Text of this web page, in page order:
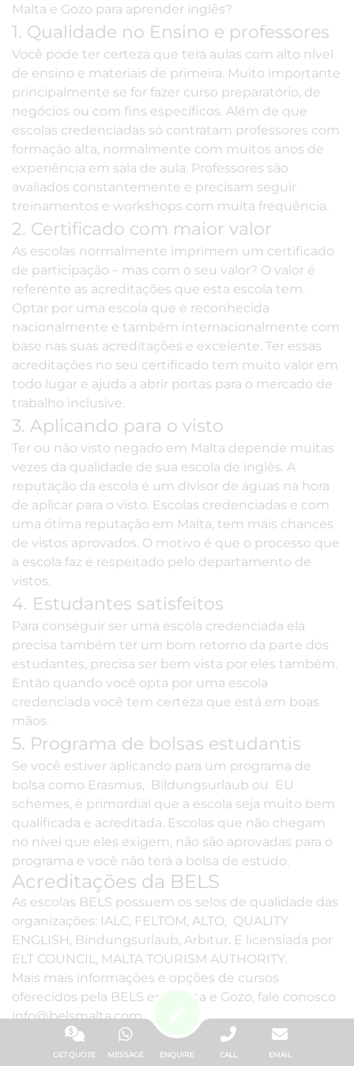
GET QUOTE MESSAGE ENQUIRE CALL EMAIL
Malta e Gozo para aprender inglês?
1. Qualidade no Ensino e professores
Você pode ter certeza que terá aulas com alto nível
de ensino e materiais de primeira. Muito importante
principalmente se for fazer curso preparatório, de
negócios ou com fins específicos. Além de que
escolas credenciadas só contratam professores com
formação alta, normalmente com muitos anos de
experiência em sala de aula. Professores são
avaliados constantemente e precisam seguir
treinamentos e workshops com muita frequência.
2. Certificado com maior valor
As escolas normalmente imprimem um certificado
de participação – mas com o seu valor? O valor é
referente as acreditações que esta escola tem.
Optar por uma escola que é reconhecida
nacionalmente e também internacionalmente com
base nas suas acreditações e excelente. Ter essas
acreditações no seu certificado tem muito valor em
todo lugar e ajuda a abrir portas para o mercado de
trabalho inclusive.
3. Aplicando para o visto
Ter ou não visto negado em Malta depende muitas
vezes da qualidade de sua escola de inglês. A
reputação da escola é um divisor de águas na hora
de aplicar para o visto. Escolas credenciadas e com
uma ótima reputação em Malta, tem mais chances
de vistos aprovados. O motivo é que o processo que
a escola faz é respeitado pelo departamento de
vistos.
4. Estudantes satisfeitos
Para conseguir ser uma escola credenciada ela
precisa também ter um bom retorno da parte dos
estudantes, precisa ser bem vista por eles também.
Então quando você opta por uma escola
credenciada você tem certeza que está em boas
mãos.
5. Programa de bolsas estudantis
Se você estiver aplicando para um programa de
bolsa como Erasmus, Bildungsurlaub ou EU
schemes, é primordial que a escola seja muito bem
qualificada e acreditada. Escolas que não chegam
no nível que eles exigem, não são aprovadas para o
programa e você não terá a bolsa de estudo.
Acreditações da BELS
As escolas BELS possuem os selos de qualidade das
organizações: IALC, FELTOM, ALTO, QUALITY
ENGLISH, Bindungsurlaub, Arbitur. E licensiada por
ELT COUNCIL , MALTA TOURISM AUTHORITY.
Mais mais informações e opções de cursos
oferecidos pela BELS em Malta e Gozo, fale conosco
info@belsmalta.com.
obter cotação